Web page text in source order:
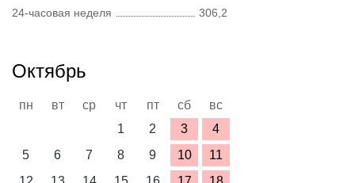
24-часовая неделя
306,2
Октябрь
пн вт ср чт пт сб
вс
1
2 3
4
5
6 7 8 9 10
11